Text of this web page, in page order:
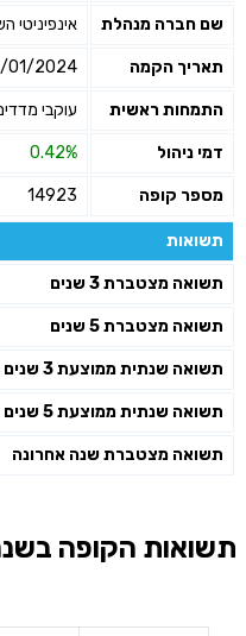
שם חברה מנהלת אינפיניטי
תאריך הקמה 01/2024
התמחות ראשית עוקבי
דמי ניהול 0.42%
מספר קופה 14923
תשואות
תשואה מצטברת 3 שנים
תשואה מצטברת 5 שנים
תשואה שנתית ממוצעת 3 שנים
תשואה שנתית ממוצעת 5 שנים
תשואה מצטברת שנה אחרונה
תשואות הקופה